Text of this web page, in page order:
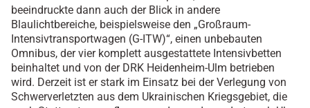
beeindruckte dann auch der Blick in andere
Blaulichtbereiche, beispielsweise den „Großraum-
Intensivtransportwagen (G-ITW)“, einen unbebauten
Omnibus, der vier komplett ausgestattete Intensivbetten
beinhaltet und von der DRK Heidenheim-Ulm betrieben
wird. Derzeit ist er stark im Einsatz bei der Verlegung von
Schwerverletzten aus dem Ukrainischen Kriegsgebiet, die